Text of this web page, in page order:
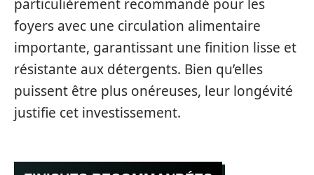
particulièrement recommandé pour les
foyers avec une circulation alimentaire
importante, garantissant une finition lisse et
résistante aux détergents. Bien qu’elles
puissent être plus onéreuses, leur longévité
justifie cet investissement.